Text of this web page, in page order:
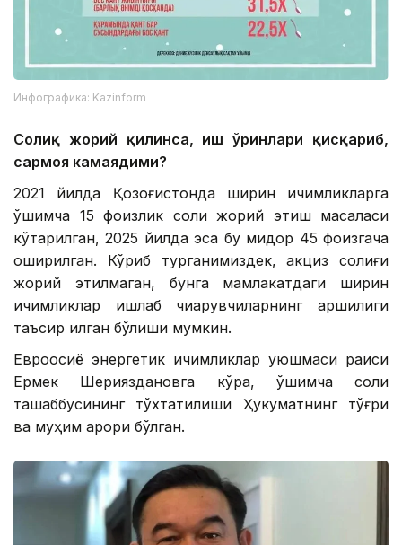
Инфографика: Kazinform
Солиқ жорий қилинса, иш ўринлари қисқариб,
сармоя камаядими?
2021 йилда Қозоғистонда ширин ичимликларга
қўшимча 15 фоизлик солиқ жорий этиш масаласи
кўтарилган, 2025 йилда эса бу миқдор 45 фоизгача
оширилган. Кўриб турганимиздек, акциз солиғи
жорий этилмаган, бунга мамлакатдаги ширин
ичимликлар ишлаб чиқарувчиларнинг қаршилиги
таъсир қилган бўлиши мумкин.
Евроосиё энергетик ичимликлар уюшмаси раиси
Ермек Шерияздановга кўра, қўшимча солиқ
ташаббусининг тўхтатилиши Ҳукуматнинг тўғри
ва муҳим қарори бўлган.